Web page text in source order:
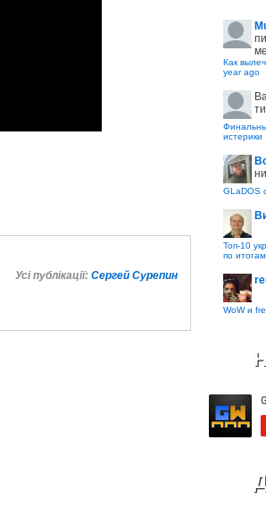
Усі публікації: Сергей Сурепин
Как
year ago
истерики
GLaDOS
Топ-10
по
WoW и